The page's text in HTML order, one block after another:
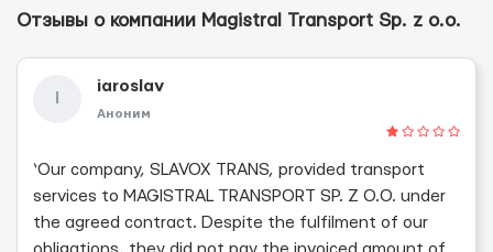
Отзывы о компании Magistral Transport Sp. z o.o.
iaroslav
Аноним
‘Our company, SLAVOX TRANS, provided transport
services to MAGISTRAL TRANSPORT SP. Z O.O. under
the agreed contract. Despite the fulfilment of our